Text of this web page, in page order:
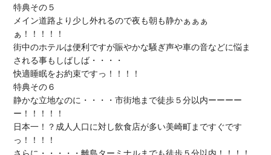
特典その５
メイン道路より少し外れるので夜も朝も静かぁぁぁ
ぁ！！！！！
街中のホテルは便利ですが賑やかな騒ぎ声や車の音などに悩ま
される事もしばしば・・・・
快適睡眠をお約束ですっ！！！！
特典その６
静かな立地なのに・・・・市街地まで徒歩５分以内ーーーー
ー！！！！！
日本一！？成人人口に対し飲食店が多い美崎町まですぐです
っ！！！！